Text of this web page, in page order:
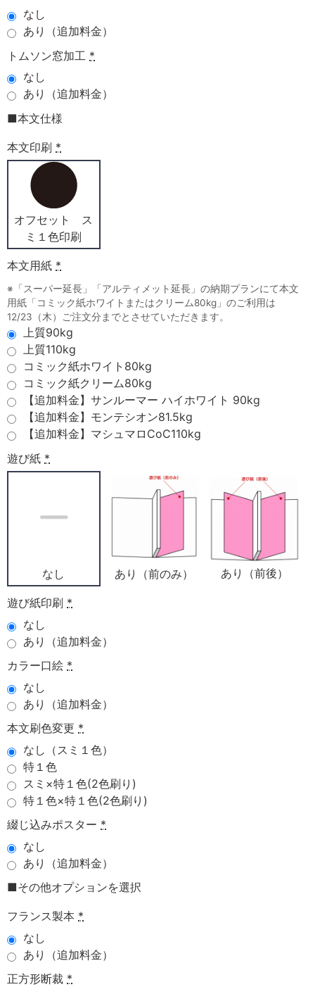
なし
あり（追加料金）
トムソン窓加工 *
なし
あり（追加料金）
■本文仕様
本文印刷 *
オフセット ス
ミ１色印刷
本文用紙 *
※「スーパー延長」「アルティメット延長」の納期プランにて本文
用紙「コミック紙ホワイトまたはクリーム80kg」のご利用は
12/23（木）ご注文分までとさせていただきます。
上質90kg
上質110kg
コミック紙ホワイト80kg
コミック紙クリーム80kg
【追加料金】サンルーマー ハイホワイト 90kg
【追加料金】モンテシオン81.5kg
【追加料金】マシュマロCoC110kg
遊び紙 *
なし あり（前のみ） あり（前後）
遊び紙印刷 *
なし
あり（追加料金）
カラー口絵 *
なし
あり（追加料金）
本文刷色変更 *
なし（スミ１色）
特１色
スミ×特１色(2色刷り)
特１色×特１色(2色刷り)
綴じ込みポスター *
なし
あり（追加料金）
■その他オプションを選択
フランス製本 *
なし
あり（追加料金）
正方形断裁 *